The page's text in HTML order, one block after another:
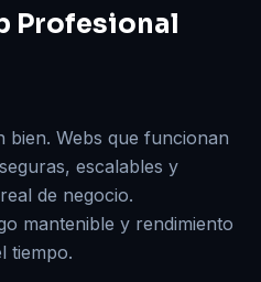
Profesional
bien. Webs que funcionan
escalables y
de negocio.
mantenible y rendimiento
tiempo.